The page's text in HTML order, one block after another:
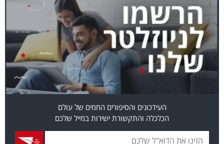
העידכונים והסיפורים החמים של עולם
הכלכלה והתקשורת ישירות במייל שלכם